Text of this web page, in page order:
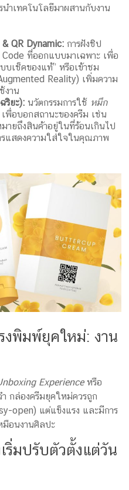
นำเทคโนโลยีมาผสานกับงาน
QR Dynamic: การฝังชิป
ที่ออกแบบมาเฉพาะ เพื่อ
บเช็คของแท้” หรือเข้าชม
Reality) เพิ่มความ
งาน
ริยะ): นวัตกรรมการใช้ หมึก
พื่อบอกสถานะของครีม เช่น
ายถึงสินค้าอยู่ในที่ร้อนเกินไป
แสดงความใส่ใจในคุณภาพ
งพิมพ์ยุคใหม่: งาน
Experienceหรือ
กล่องครีมยุคใหม่ควรถูก
open) แต่แข็งแรง และมีการ
มือนงานศิลปะ
ริ่มปรับตัวตั้งแต่วัน